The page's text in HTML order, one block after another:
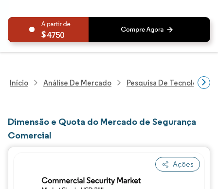
4750
Início Análise De Mercado Pesquisa De Tecnologia,
Dimensão e Quota do Mercado de Segurança
Comercial
Ações